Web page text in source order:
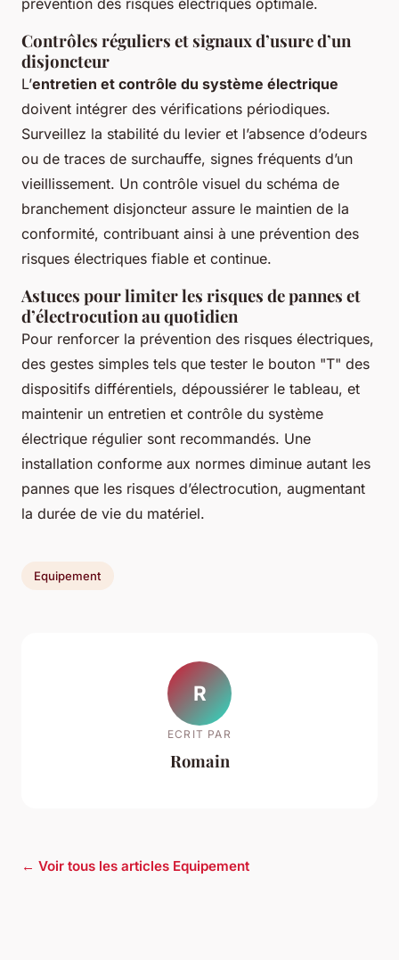
prévention des risques électriques optimale.
Contrôles réguliers et signaux d’usure d’un
disjoncteur
L’entretien et contrôle du système électrique
doivent intégrer des vérifications périodiques.
Surveillez la stabilité du levier et l’absence d’odeurs
ou de traces de surchauffe, signes fréquents d’un
vieillissement. Un contrôle visuel du schéma de
branchement disjoncteur assure le maintien de la
conformité, contribuant ainsi à une prévention des
risques électriques fiable et continue.
Astuces pour limiter les risques de pannes et
d’électrocution au quotidien
Pour renforcer la prévention des risques électriques,
des gestes simples tels que tester le bouton "T" des
dispositifs différentiels, dépoussiérer le tableau, et
maintenir un entretien et contrôle du système
électrique régulier sont recommandés. Une
installation conforme aux normes diminue autant les
pannes que les risques d’électrocution, augmentant
la durée de vie du matériel.
Equipement
R
ECRIT PAR
Romain
← Voir tous les articles Equipement